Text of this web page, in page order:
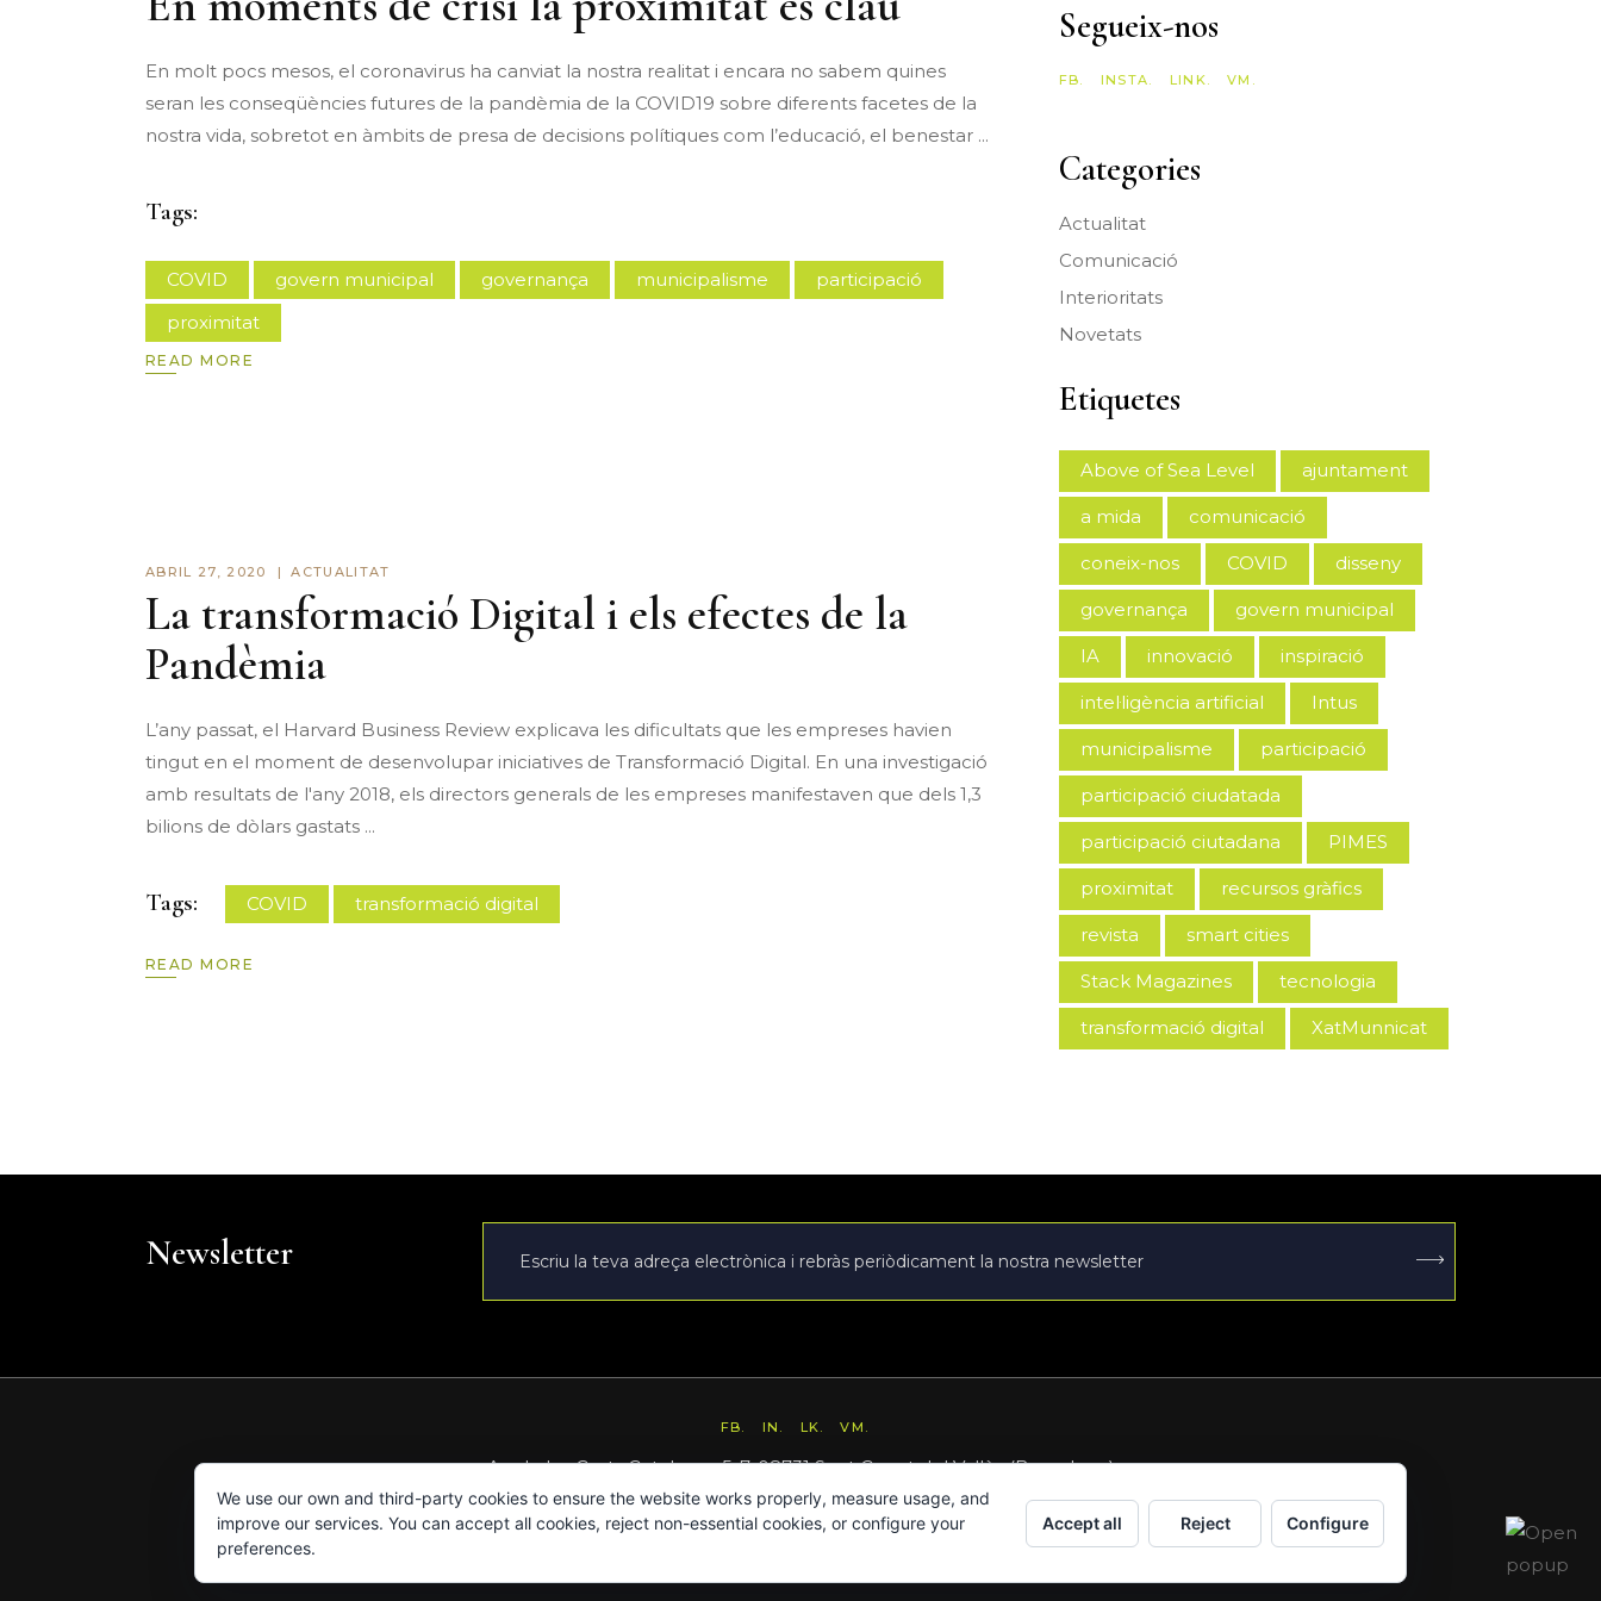
En molt pocs mesos, el coronavirus ha canviat la nostra realitat i encara no sabem quines
seran les conseqüències futures de la pandèmia de la COVID19 sobre diferents facetes de la
nostra vida, sobretot en àmbits de presa de decisions polítiques com l’educació, el benestar
Tags:
COVID govern municipal governança municipalisme
participació
proximitat
READ MORE
ABRIL 27, 2020 ACTUALITAT
La transformació Digital i els efectes de la
Pandèmia
L’any passat, el Harvard Business Review explicava les dificultats que les empreses havien
tingut en el moment de desenvolupar iniciatives de Transformació Digital. En una investigació
amb resultats de l'any 2018, els directors generals de les empreses manifestaven que dels 1,3
bilions de dòlars gastats
Tags: COVID transformació digital
READ MORE
Segueix-nos
FB. INSTA. LINK. VM.
Categories
Actualitat
Comunicació
Interioritats
Novetats
Etiquetes
Above of Sea Level ajuntament
a mida comunicació
coneix-nos COVID disseny
governança govern municipal
IA innovació inspiració
intel·ligència artificial Intus
municipalisme participació
participació ciudatada
participació ciutadana PIMES
proximitat recursos gràfics
revista smart cities
Stack Magazines tecnologia
transformació digital XatMunnicat
Newsletter 
FB. IN. LK. VM.
Av. de les Corts Catalanes 5-7, 08731 Sant Cugat del Vallès (Barcelona)
hola@intus.cat· Tel. 93.545.87.75
We use our own and third-party cookies to ensure the website works properly, measure usage, and
improve our services. You can accept all cookies, reject non-essential cookies, or configure your
preferences.
Accept all Reject Configure